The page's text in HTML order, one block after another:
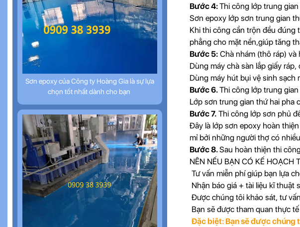
Sơn epoxy của Công ty Hoàng Gia là sự lựa
chọn tốt nhất dành cho bạn
Bước 4:Thi công lớp trung
Sơn epoxy lớp sơn trung gian
Khi thi công cần trộn đều đúng
phẳng cho mặt nền,giúp tăng
Bước 5: Chà nhám (thô ráp) và
Dùng máy chà sàn lắp giấy
Dùng máy hút bụi vệ sinh sạch
Bước 6.Thi công lớp trung
Lớp sơn trung gian thứ hai pha
Bước 7. Thi công lớp sơn phủ
Đây là lớp sơn epoxy hoàn
mỉ bởi những người thợ có
Bước 8.Sau hoàn thiện thi
NÊN NẾU BẠN CÓ KẾ HOẠCH
Tư vấn miễn phí giúp bạn lựa
Nhận báo giá + tài liệu kĩ thuật
Được chúng tôi khảo sát, tư
Bạn sẽ được tham quan thực
Đặc biệt: Bạn sẽ được chúng